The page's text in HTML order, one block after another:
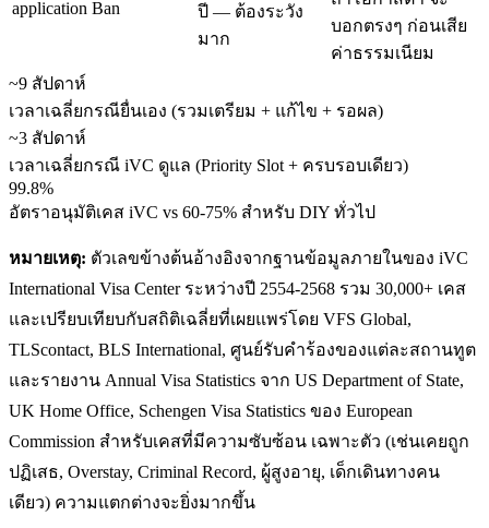
application Ban
ปี — ต้องระวัง
มาก
บอกตรงๆ ก่อนเสีย
ค่าธรรมเนียม
~9 สัปดาห์
เวลาเฉลี่ยกรณียื่นเอง (รวมเตรียม + แก้ไข + รอผล)
~3 สัปดาห์
เวลาเฉลี่ยกรณี iVC ดูแล (Priority Slot + ครบรอบเดียว)
99.8%
อัตราอนุมัติเคส iVC vs 60-75% สำหรับ DIY ทั่วไป
หมายเหตุ: ตัวเลขข้างต้นอ้างอิงจากฐานข้อมูลภายในของ iVC
International Visa Center ระหว่างปี 2554-2568 รวม 30,000+ เคส
และเปรียบเทียบกับสถิติเฉลี่ยที่เผยแพร่โดย VFS Global,
TLScontact, BLS International, ศูนย์รับคำร้องของแต่ละสถานทูต
และรายงาน Annual Visa Statistics จาก US Department of State,
UK Home Office, Schengen Visa Statistics ของ European
Commission สำหรับเคสที่มีความซับซ้อน เฉพาะตัว (เช่นเคยถูก
ปฏิเสธ, Overstay, Criminal Record, ผู้สูงอายุ, เด็กเดินทางคน
เดียว) ความแตกต่างจะยิ่งมากขึ้น